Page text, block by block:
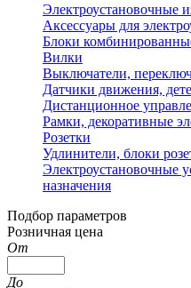
Электроустановочные
Аксессуары для
Блоки
Вилки
Выключатели,
Датчики движения,
Дистанционное
Рамки, декоративные
Розетки
Удлинители, блоки
Электроустановочные
назначения
Подбор параметров
Розничная цена
От
До